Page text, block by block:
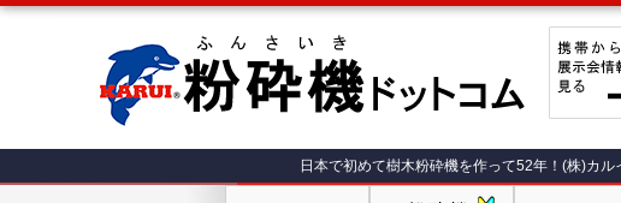
日本で初めて樹木粉砕機を作って52年！(株)カ